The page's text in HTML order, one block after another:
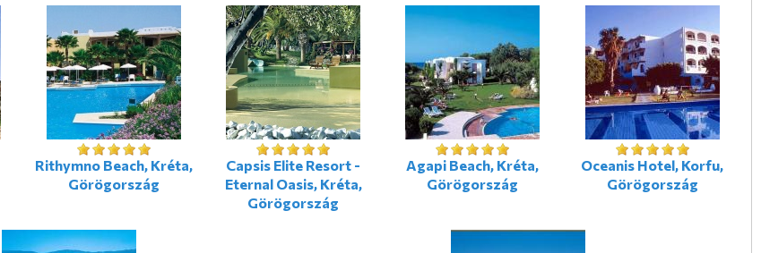
Rithymno Beach, Kréta,
Görögország
Capsis Elite Resort -
Eternal Oasis, Kréta,
Görögország
Agapi Beach, Kréta,
Görögország
Oceanis Hotel, Korfu,
Görögország